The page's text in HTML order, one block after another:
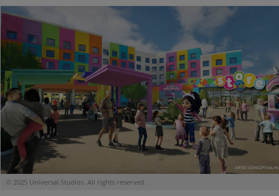
© 2025 Universal Studios. All rights reserved.